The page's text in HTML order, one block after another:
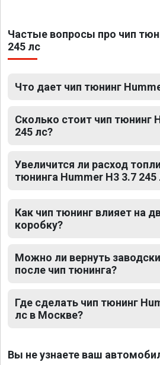
Частые вопросы про чип
245 лс
Что дает чип тюнинг
Сколько стоит чип тюнинг
245 лс?
Увеличится ли расход
тюнинга Hummer H3 3.7 245
Как чип тюнинг влияет на
коробку?
Можно ли вернуть
после чип тюнинга?
Где сделать чип тюнинг
лс в Москве?
Вы не узнаете ваш